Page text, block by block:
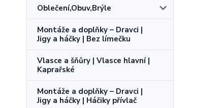
Oblečení,Obuv,Brýle
Montáže a doplňky – Dravci |
Jigy a háčky | Bez límečku
Vlasce a šňůry | Vlasce hlavní |
Kaprařské
Montáže a doplňky – Dravci |
Jigy a háčky | Háčiky přívlač